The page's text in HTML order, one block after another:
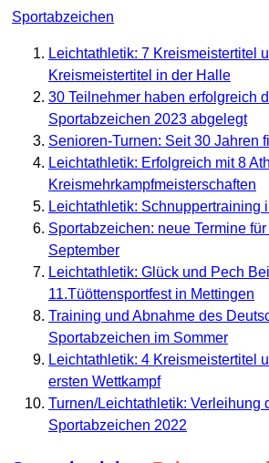
Sportabzeichen
Leichtathletik: 7 Kreismeistertitel
Kreismeistertitel in der Halle
30 Teilnehmer haben erfolgreich
Sportabzeichen 2023 abgelegt
Senioren-Turnen: Seit 30 Jahren
Leichtathletik: Erfolgreich mit 8
Kreismehrkampfmeisterschaften
Leichtathletik: Schnuppertraining
Sportabzeichen: neue Termine für
September
Leichtathletik: Glück und Pech
11.Tüöttensportfest in Mettingen
Training und Abnahme des
Sportabzeichen im Sommer
Leichtathletik: 4 Kreismeistertitel
ersten Wettkampf
Turnen/Leichtathletik: Verleihung
Sportabzeichen 2022